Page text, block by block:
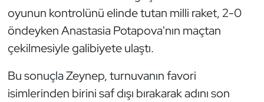
oyunun kontrolünü elinde tutan milli raket, 2-0
öndeyken Anastasia Potapova'nın maçtan
çekilmesiyle galibiyete ulaştı.
Bu sonuçla Zeynep, turnuvanın favori
isimlerinden birini saf dışı bırakarak adını son
İşitme Engelli Sporcular
Judo ve Kuraş
Kano ve Rafting